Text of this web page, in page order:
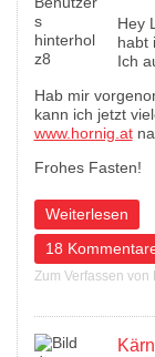
Hey
habt
Ich
Hab mir
kann ich jetzt
www.hornig.at
Frohes Fasten!
Weiterlesen
über Fastenzeit
18
Zum Verfassen